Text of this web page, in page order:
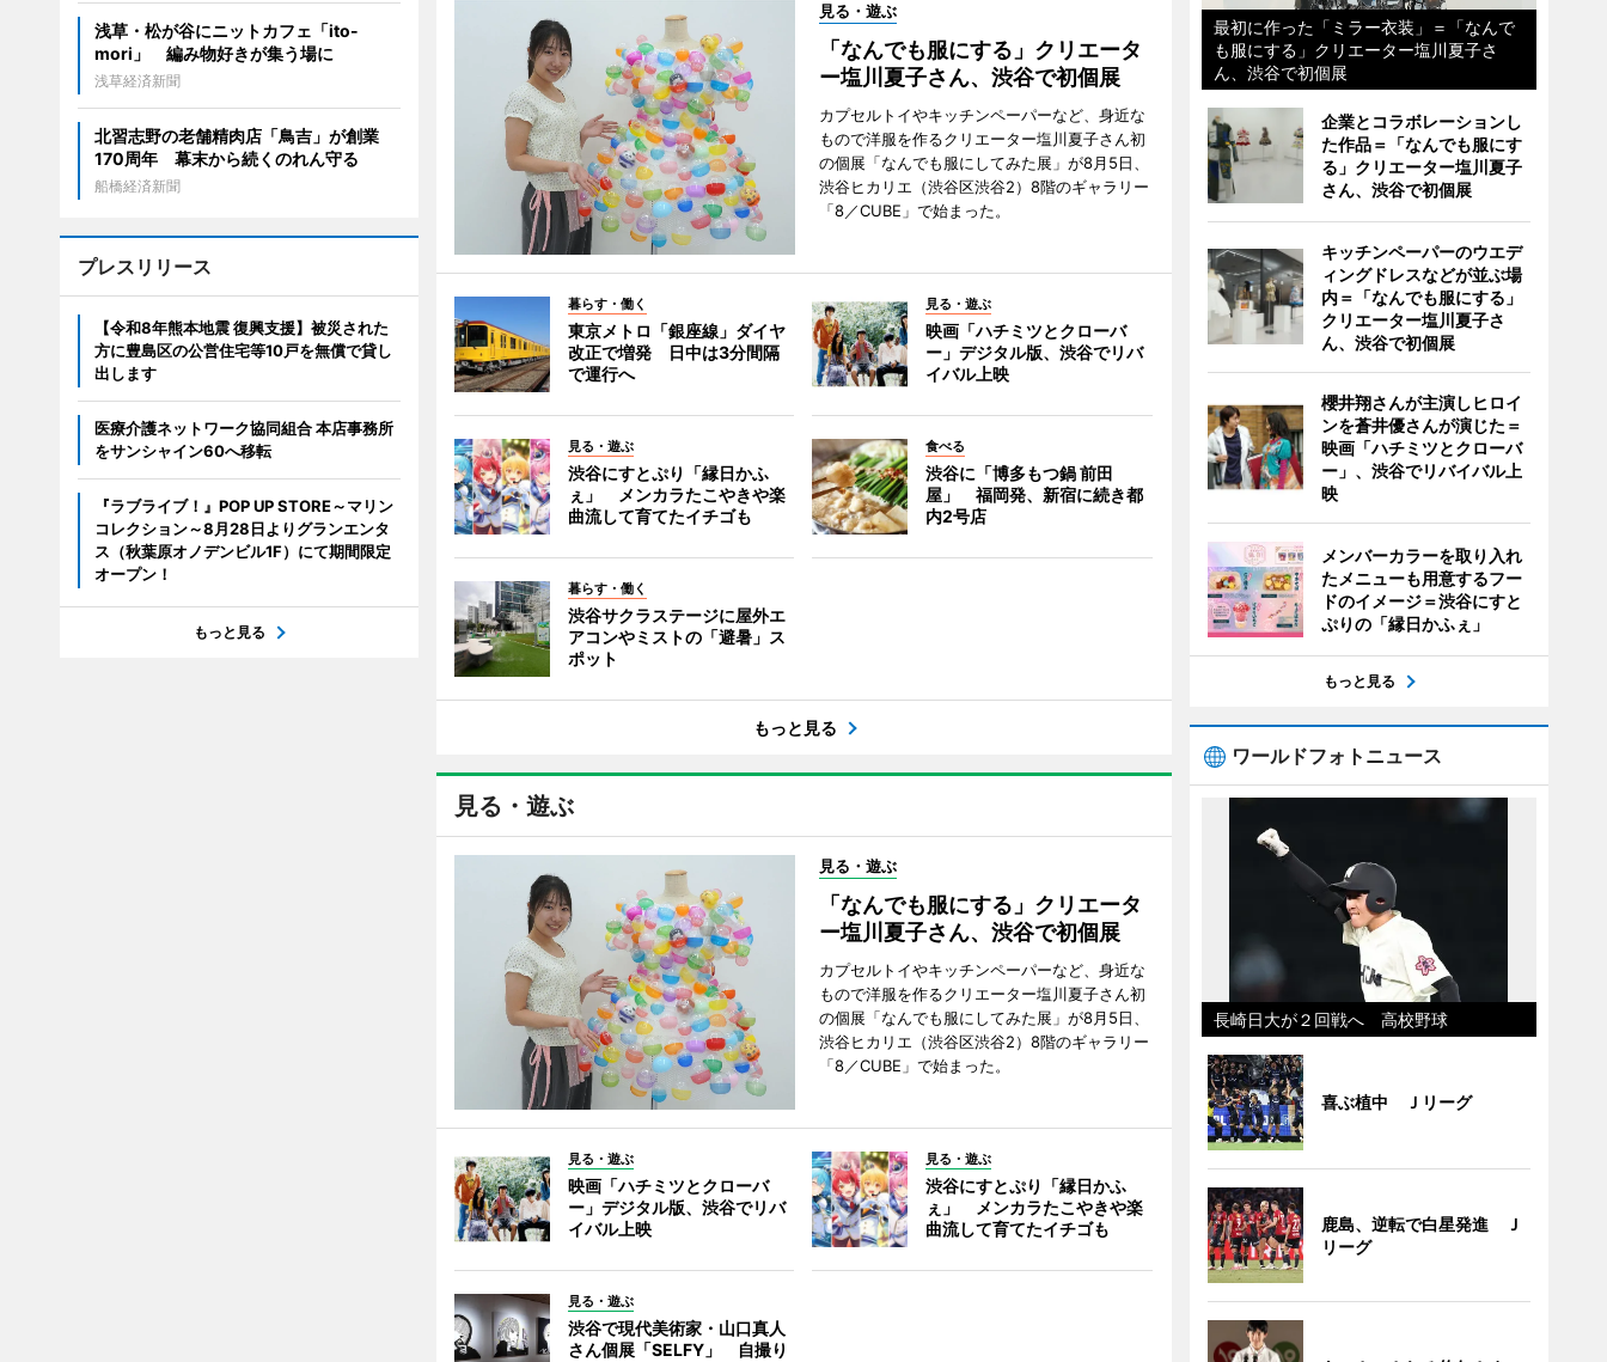
見る・遊ぶ
「なんでも服にする」クリエータ
ー塩川夏子さん、渋谷で初個展
カプセルトイやキッチンペーパーなど、身近な
もので洋服を作るクリエーター塩川夏子さん初
の個展「なんでも服にしてみた展」が8月5日、
渋谷ヒカリエ（渋谷区渋谷2）8階のギャラリー
「8／CUBE」で始まった。
暮らす・働く
東京メトロ「銀座線」ダイヤ
改正で増発 日中は3分間隔
で運行へ
見る・遊ぶ
映画「ハチミツとクローバ
ー」デジタル版、渋谷でリバ
イバル上映
見る・遊ぶ
渋谷にすとぷり「縁日かふ
ぇ」 メンカラたこやきや楽
曲流して育てたイチゴも
食べる
渋谷に「博多もつ鍋 前田
屋」 福岡発、新宿に続き都
内2号店
暮らす・働く
渋谷サクラステージに屋外エ
アコンやミストの「避暑」ス
ポット
もっと見る
見る・遊ぶ
見る・遊ぶ
「なんでも服にする」クリエータ
ー塩川夏子さん、渋谷で初個展
カプセルトイやキッチンペーパーなど、身近な
もので洋服を作るクリエーター塩川夏子さん初
の個展「なんでも服にしてみた展」が8月5日、
渋谷ヒカリエ（渋谷区渋谷2）8階のギャラリー
「8／CUBE」で始まった。
見る・遊ぶ
映画「ハチミツとクローバ
ー」デジタル版、渋谷でリバ
イバル上映
見る・遊ぶ
渋谷にすとぷり「縁日かふ
ぇ」 メンカラたこやきや楽
曲流して育てたイチゴも
見る・遊ぶ
渋谷で現代美術家・山口真人
さん個展「SELFY」 自撮り
浅草・松が谷にニットカフェ「ito-
mori」 編み物好きが集う場に
浅草経済新聞
北習志野の老舗精肉店「鳥吉」が創業
170周年 幕末から続くのれん守る
船橋経済新聞
プレスリリース
【令和8年熊本地震 復興支援】被災された
方に豊島区の公営住宅等10戸を無償で貸し
出します
医療介護ネットワーク協同組合 本店事務所
をサンシャイン60へ移転
『ラブライブ！』POP UP STORE～マリン
コレクション～8月28日よりグランエンタ
ス（秋葉原オノデンビル1F）にて期間限定
オープン！
もっと見る
最初に作った「ミラー衣装」＝「なんで
も服にする」クリエーター塩川夏子さ
ん、渋谷で初個展
企業とコラボレーションし
た作品＝「なんでも服にす
る」クリエーター塩川夏子
さん、渋谷で初個展
キッチンペーパーのウエデ
ィングドレスなどが並ぶ場
内＝「なんでも服にする」
クリエーター塩川夏子さ
ん、渋谷で初個展
櫻井翔さんが主演しヒロイ
ンを蒼井優さんが演じた＝
映画「ハチミツとクローバ
ー」、渋谷でリバイバル上
映
メンバーカラーを取り入れ
たメニューも用意するフー
ドのイメージ＝渋谷にすと
ぷりの「縁日かふぇ」
もっと見る
ワールドフォトニュース
長崎日大が２回戦へ 高校野球
喜ぶ植中 Ｊリーグ
鹿島、逆転で白星発進 Ｊ
リーグ